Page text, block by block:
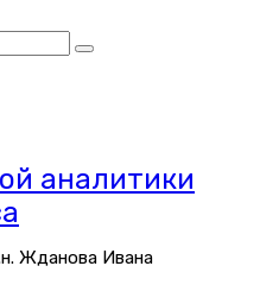
аналитики
Жданова Ивана